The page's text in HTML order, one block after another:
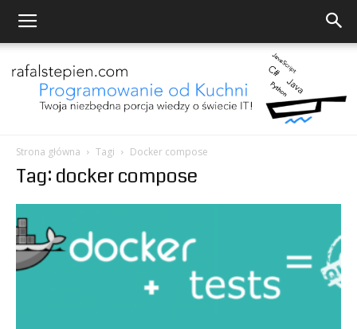
Programowanie
od
Strona główna Tagi Docker compose
Tag: docker compose